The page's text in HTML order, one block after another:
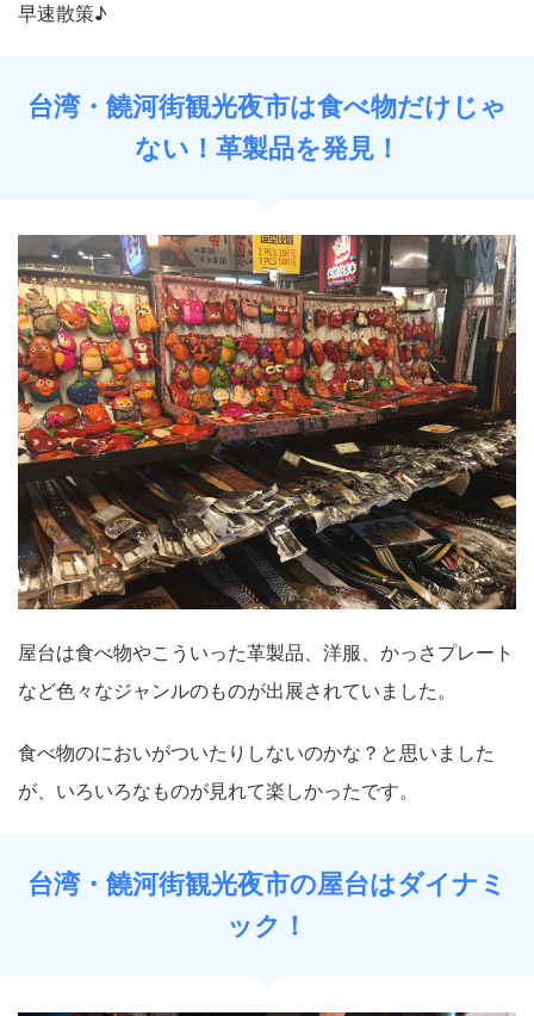
早速散策♪
台湾・饒河街観光夜市は食べ物だけじゃ
ない！革製品を発見！
屋台は食べ物やこういった革製品、洋服、かっさプレート
など色々なジャンルのものが出展されていました。
食べ物のにおいがついたりしないのかな？と思いました
が、いろいろなものが見れて楽しかったです。
台湾・饒河街観光夜市の屋台はダイナミ
ック！